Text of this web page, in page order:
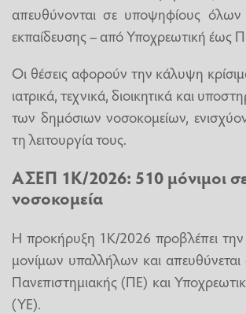
απευθύνονται σε υποψηφίους
εκπαίδευσης – από Υποχρεωτική έως
Οι θέσεις αφορούν την κάλυψη
ιατρικά, τεχνικά, διοικητικά και
των δημόσιων νοσοκομείων,
τη λειτουργία τους.
ΑΣΕΠ 1Κ/2026: 510 μόνιμοι
νοσοκομεία
Η προκήρυξη 1Κ/2026 προβλέπει
μονίμων υπαλλήλων και
Πανεπιστημιακής (ΠΕ) και
(ΥΕ).